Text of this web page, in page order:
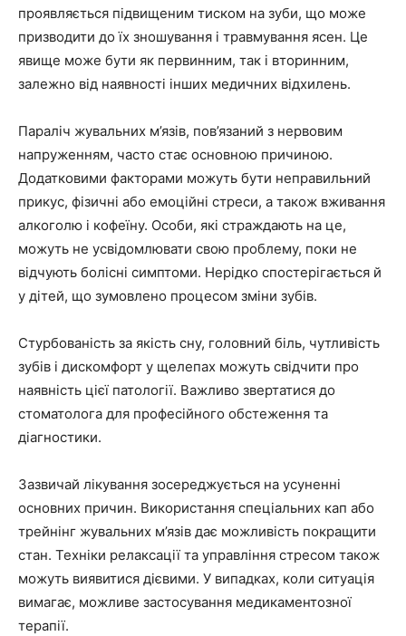
проявляється підвищеним тиском на зуби, що може
призводити до їх зношування і травмування ясен. Це
явище може бути як первинним, так і вторинним,
залежно від наявності інших медичних відхилень.
Параліч жувальних м’язів, пов’язаний з нервовим
напруженням, часто стає основною причиною.
Додатковими факторами можуть бути неправильний
прикус, фізичні або емоційні стреси, а також вживання
алкоголю і кофеїну. Особи, які страждають на це,
можуть не усвідомлювати свою проблему, поки не
відчують болісні симптоми. Нерідко спостерігається й
у дітей, що зумовлено процесом зміни зубів.
Стурбованість за якість сну, головний біль, чутливість
зубів і дискомфорт у щелепах можуть свідчити про
наявність цієї патології. Важливо звертатися до
стоматолога для професійного обстеження та
діагностики.
Зазвичай лікування зосереджується на усуненні
основних причин. Використання спеціальних кап або
трейнінг жувальних м’язів дає можливість покращити
стан. Техніки релаксації та управління стресом також
можуть виявитися дієвими. У випадках, коли ситуація
вимагає, можливе застосування медикаментозної
терапії.